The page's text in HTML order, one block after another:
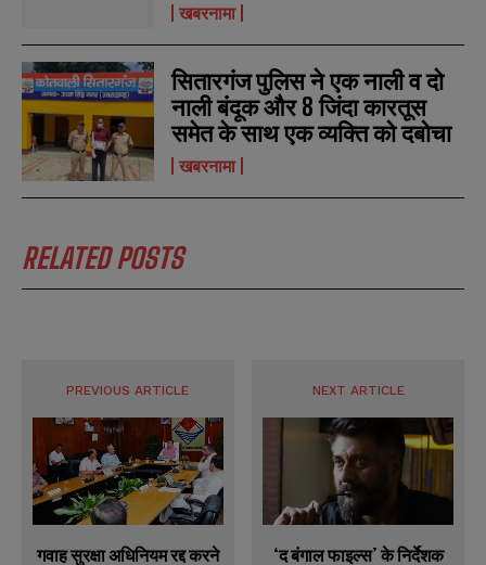
खबरनामा
सितारगंज पुलिस ने एक नाली व दो
नाली बंदूक और 8 जिंदा कारतूस
समेत के साथ एक व्यक्ति को दबोचा
खबरनामा
RELATED POSTS
PREVIOUS ARTICLE
गवाह सुरक्षा अधिनियम रद्द करने
NEXT ARTICLE
‘द बंगाल फाइल्स’ के निर्देशक